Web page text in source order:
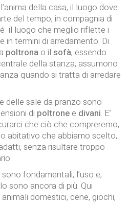
della casa, il luogo dove
del tempo, in compagnia di
il luogo che meglio riflette i
in termini di arredamento. Di
poltrona o il sofà, essendo
della stanza, assumono
quando si tratta di arredare
e delle sale da pranzo sono
di poltrone e divani. E’
che ciò che compreremo,
abitativo che abbiamo scelto,
senza risultare troppo
sono fondamentali, l’uso e,
sono ancora di più. Qui
domestici, cene, giochi,